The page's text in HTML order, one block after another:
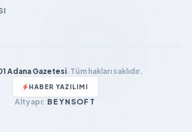
Adana Gazetesi. Tüm hakları saklıdır.
HABER YAZILIMI
Altyapı: BEYNSOFT